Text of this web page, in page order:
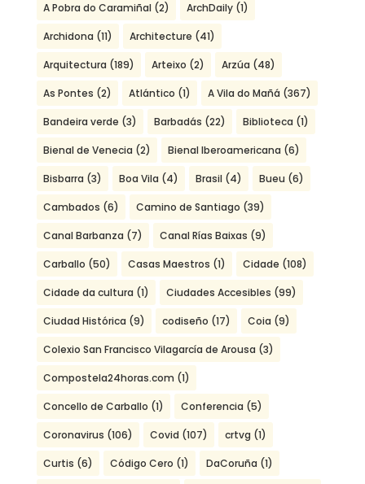
A Pobra do Caramiñal (2) ArchDaily(1)
Archidona (11) Architecture (41)
Arquitectura (189) Arteixo (2) Arzúa (48)
As Pontes (2) Atlántico (1) A Vila do Mañá (367)
Bandeira verde (3) Barbadás (22) Biblioteca (1)
Bienal de Venecia (2) Bienal Iberoamericana (6)
Bisbarra (3) Boa Vila (4) Brasil (4) Bueu (6)
Cambados (6) Camino de Santiago (39)
Canal Barbanza (7) Canal Rías Baixas (9)
Carballo (50) Casas Maestros (1) Cidade (108)
Cidade da cultura (1) Ciudades Accesibles (99)
Ciudad Histórica (9) codiseño (17) Coia (9)
Colexio San Francisco Vilagarcía de Arousa (3)
Compostela24horas.com (1)
Concello de Carballo (1) Conferencia (5)
Coronavirus (106) Covid (107) crtvg (1)
Curtis (6) Código Cero (1) DaCoruña (1)